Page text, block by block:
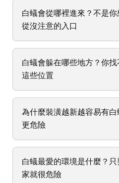
白蟻會從哪裡進來？不是
從沒注意的入口
白蟻會躲在哪些地方？你
這些位置
為什麼裝潢越新越容易有
更危險
白蟻最愛的環境是什麼？
家就很危險